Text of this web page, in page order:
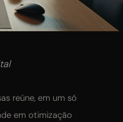
reúne, em um só
em otimização